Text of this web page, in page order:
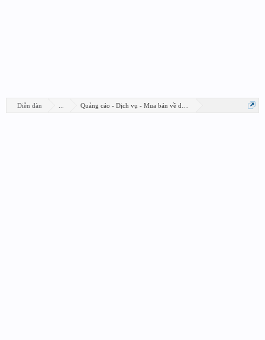
Diễn đàn Quảng cáo - Dịch vụ - Mua bán về design